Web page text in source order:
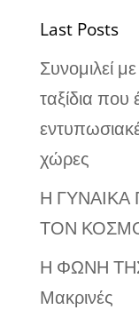
Last Posts
Συνομιλεί
ταξίδια που
χώρες
Η ΓΥΝΑΙΚΑ
ΤΟΝ
Η ΦΩΝΗ
Μακρινές